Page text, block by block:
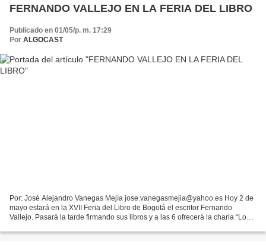
FERNANDO VALLEJO EN LA FERIA DEL LIBRO
Publicado en 01/05/p. m. 17:29
Por ALGOCAST
Por: José Alejandro Vanegas Mejía jose.vanegasmejia@yahoo.es Hoy 2 de
mayo estará en la XVII Feria del Libro de Bogotá el escritor Fernando
Vallejo. Pasará la tarde firmando sus libros y a las 6 ofrecerá la charla “Los